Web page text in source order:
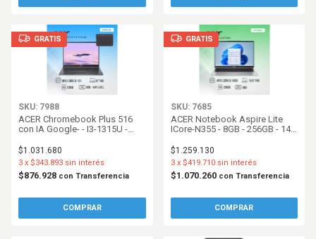
GRATIS
SKU: 7988
ACER Chromebook Plus 516
con IA Google- - I3-1315U -
FHD - ChromeOS - Steel Gray
$1.031.680
$876.928 con Transferencia
3 x $343.893 sin interés
GRATIS
SKU: 7685
ACER Notebook Aspire Lite
ICore-N355 - 8GB - 256GB - 14
$1.259.130
$1.070.260 con Transferencia
3 x $419.710 sin interés